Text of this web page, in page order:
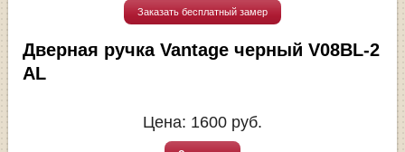
Заказать бесплатный замер
Дверная ручка Vantage черный V08BL-2
AL
Цена: 1600 руб.